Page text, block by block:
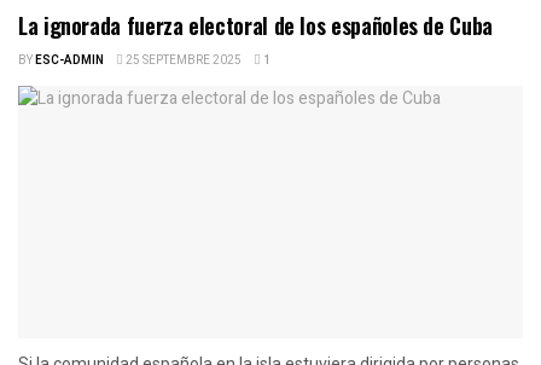
La ignorada fuerza electoral de los españoles de Cuba
BYESC-ADMIN 25 SEPTEMBRE 2025 1